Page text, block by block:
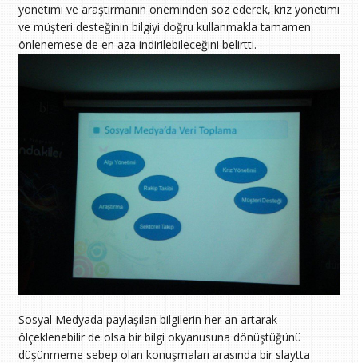
yönetimi ve araştırmanın öneminden söz ederek, kriz yönetimi
ve müşteri desteğinin bilgiyi doğru kullanmakla tamamen
önlenemese de en aza indirilebileceğini belirtti.
Sosyal Medyada paylaşılan bilgilerin her an artarak
ölçeklenebilir de olsa bir bilgi okyanusuna dönüştüğünü
düşünmeme sebep olan konuşmaları arasında bir slaytta